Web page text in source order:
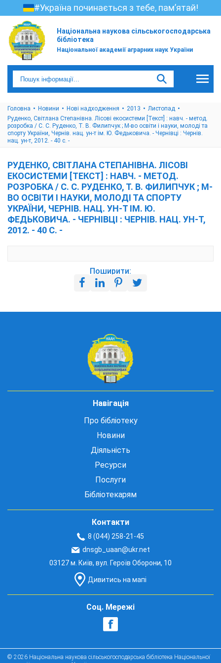
#Україна починається з тебе, пам’ятай!
Національна наукова сільськогосподарська
бібліотека
Національної академії аграрних наук України
Головна Новини Нові надходження 2013
Листопад
Руденко, Світлана Степанівна. Лісові екосистеми [Текст] : навч. - метод.
розробка / С. С. Руденко, Т. В. Филипчук ; М-во освіти і науки, молоді та
спорту України, Чернів. нац. ун-т ім. Ю. Федьковича. - Чернівці : Чернів.
нац. ун-т, 2012. - 40 с. -
РУДЕНКО, СВІТЛАНА СТЕПАНІВНА. ЛІСОВІ
ЕКОСИСТЕМИ [ТЕКСТ] : НАВЧ. - МЕТОД.
РОЗРОБКА / С. С. РУДЕНКО, Т. В. ФИЛИПЧУК ; М-
ВО ОСВІТИ І НАУКИ, МОЛОДІ ТА СПОРТУ
УКРАЇНИ, ЧЕРНІВ. НАЦ. УН-Т ІМ. Ю.
ФЕДЬКОВИЧА. - ЧЕРНІВЦІ : ЧЕРНІВ. НАЦ. УН-Т,
2012. - 40 С. -
Поширити:
Навігація
Про бібліотеку
Новини
Діяльність
Ресурси
Послуги
Бібліотекарям
Контакти
8 (044) 258-21-45
dnsgb_uaan@ukr.net
03127 м. Київ, вул. Героїв Оборони, 10
Дивитись на мапі
Соц. Мережі
© 2026 Національна наукова сільськогосподарська бібліотека Національної